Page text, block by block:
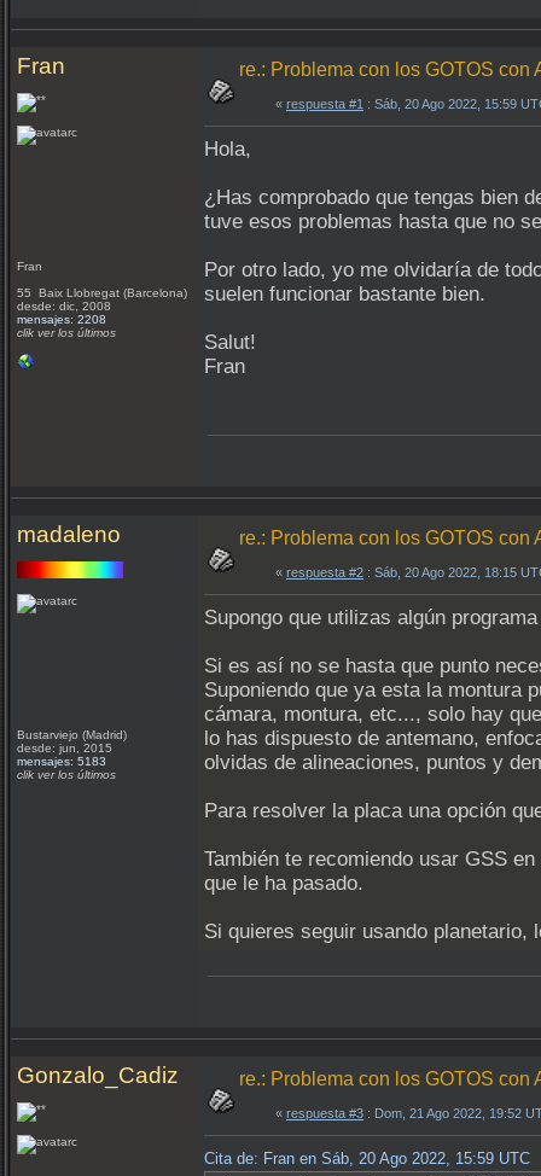
Fran
Fran
55 Baix Llobregat (Barcelona)
desde: dic, 2008
mensajes: 2208
clik ver los últimos
re.: Problema con los GOTOS
« respuesta #1 : Sáb, 20 Ago 2022, 15:59
Hola,
¿Has comprobado que tengas bien
tuve esos problemas hasta que no
Por otro lado, yo me olvidaría de
suelen funcionar bastante bien.
Salut!
Fran
madaleno
Bustarviejo (Madrid)
desde: jun, 2015
mensajes: 5183
clik ver los últimos
re.: Problema con los GOTOS
« respuesta #2 : Sáb, 20 Ago 2022, 18:15
Supongo que utilizas algún
Si es así no se hasta que punto
Suponiendo que ya esta la montura
cámara, montura, etc..., solo hay
lo has dispuesto de antemano,
olvidas de alineaciones, puntos y
Para resolver la placa una opción
También te recomiendo usar GSS
que le ha pasado.
Si quieres seguir usando
Gonzalo_Cadiz re.: Problema con los GOTOS
« respuesta #3 : Dom, 21 Ago 2022, 19:52
Cita de: Fran en Sáb, 20 Ago 2022, 15:59 UTC